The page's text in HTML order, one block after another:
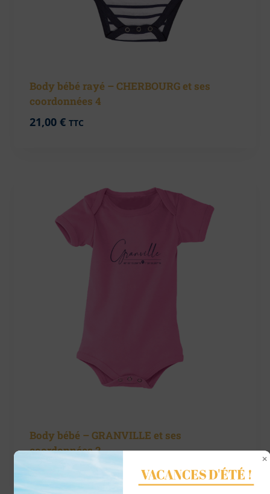
Body bébé rayé – CHERBOURG et ses
coordonnées 4
21,00 € TTC
Body bébé – GRANVILLE et ses
coordonnées 2
VACANCES D'ÉTÉ !